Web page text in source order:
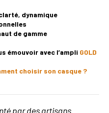
dynamique
de gamme
émouvoir avec l’ampli GOLD
choisir son casque ?
par des artisans